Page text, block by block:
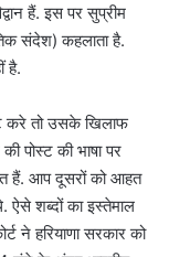
हैं. इस पर सुप्रीम
संदेश) कहलाता है.
है.
करे तो उसके खिलाफ
पोस्ट की भाषा पर
हैं. आप दूसरों को आहत
ऐसे शब्दों का इस्तेमाल
ने हरियाणा सरकार को